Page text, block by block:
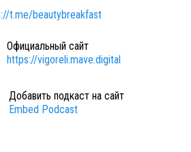
t.me/beautybreakfast
Официальный сайт
https://vigoreli.mave.digital
Добавить подкаст на сайт
Embed Podcast